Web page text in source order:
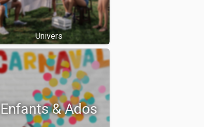
Univers
Enfants & Ados